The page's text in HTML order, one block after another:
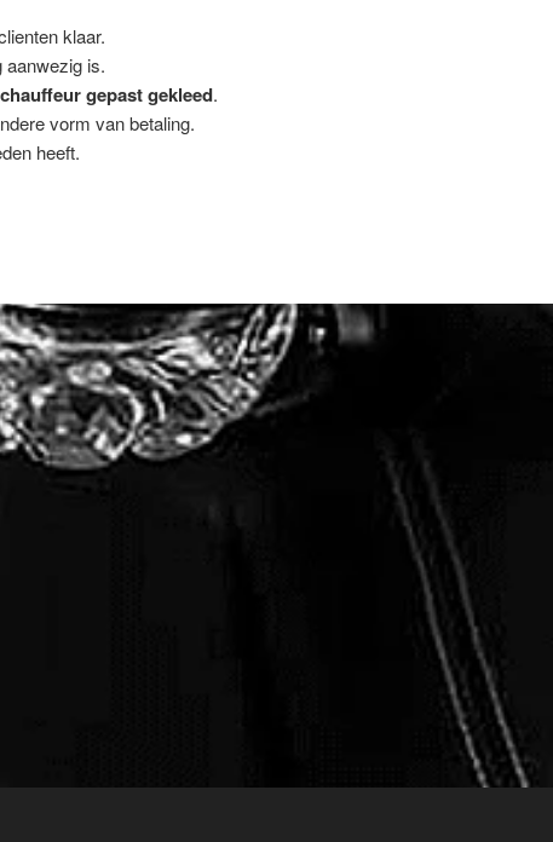
klaar.
aanwezig is.
gepast gekleed.
vorm van betaling.
heeft.